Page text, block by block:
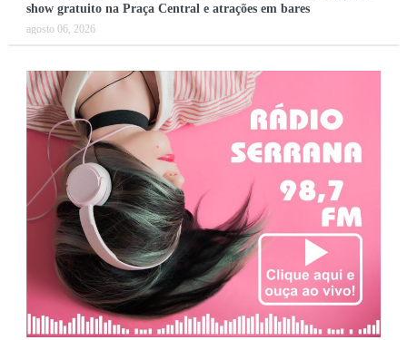
show gratuito na Praça Central e atrações em bares
agosto 06, 2026